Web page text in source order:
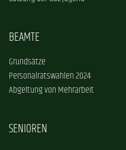
BEAMTE
Grundsätze
Personalratswahlen 2024
Abgeltung von Mehrarbeit
SENIOREN